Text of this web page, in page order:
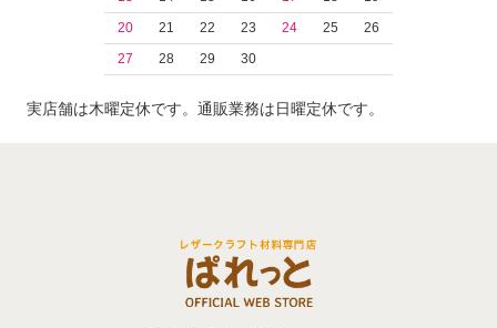
20
21 22 23 24 25
26
27
28 29 30
実店舗は木曜定休です。通販業務は日曜定休です。